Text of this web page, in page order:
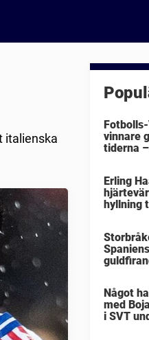
italienska
vinnare
tiderna
Erling
hyllning
Spaniens
Något
med
i SVT